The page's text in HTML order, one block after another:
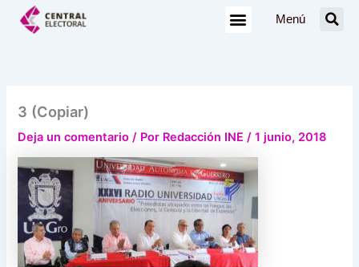
Menú
3 (Copiar)
Deja un comentario / Por Redacción INE/1 junio, 2018